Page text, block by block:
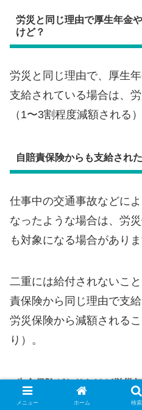
労災と同じ理由で厚生年金
けど？
労災と同じ理由で、厚生
支給されている場合は、
（1〜3割程度減額される
自賠責保険からも支給され
仕事中の交通事故などに
なったような場合は、労
も対象になる場合がありま
二重には給付されないこ
責保険から同じ理由で支
労災保険から減額される
り）。
生命保険がおりたけど労災
メニュー ホーム 検索